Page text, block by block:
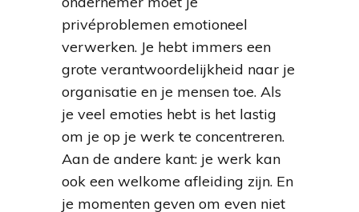
privéproblemen emotioneel
verwerken. Je hebt immers een
grote verantwoordelijkheid naar je
organisatie en je mensen toe. Als
je veel emoties hebt is het lastig
om je op je werk te concentreren.
Aan de andere kant: je werk kan
ook een welkome afleiding zijn. En
je momenten geven om even niet